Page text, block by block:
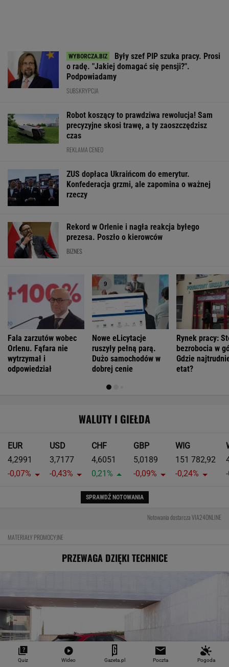
Były szef PIP szuka pracy. Prosi
o radę. "Jakiej domagać się pensji?".
Podpowiadamy
SUBSKRYPCJA
Robot koszący to prawdziwa rewolucja! Sam
precyzyjne skosi trawę, a ty zaoszczędzisz
czas
REKLAMA CENEO
ZUS dopłaca Ukraińcom do emerytur.
Konfederacja grzmi, ale zapomina o ważnej
rzeczy
Rekord w Orlenie i nagła reakcja byłego
prezesa. Poszło o kierowców
BIZNES
Fala zarzutów wobec
Orlenu. Fąfara nie
wytrzymał i
odpowiedział
Nowe eLicytacje
ruszyły pełną parą.
Dużo samochodów w
dobrej cenie
Rynek pracy:
bezrobocia w
Gdzie
etat?
WALUTY I GIEŁDA
EUR
4,2991
-0,07%
USD
3,7177
-0,43%
CHF
4,6051
0,21%
GBP
5,0189
-0,09%
WIG
151 782,92
-0,24%
SPRAWDŹ NOTOWANIA
Notowania dostarcza VIA24ONLINE
MATERIAŁY PROMOCYJNE
PRZEWAGA DZIĘKI TECHNICE
Quiz Wideo Gazeta.pl Poczta Pogoda